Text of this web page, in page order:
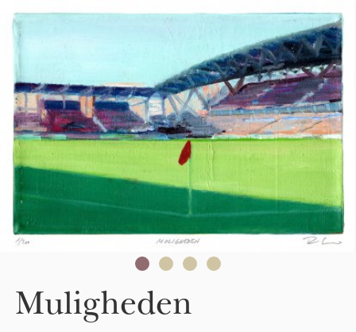
Skip to main content
Muligheden